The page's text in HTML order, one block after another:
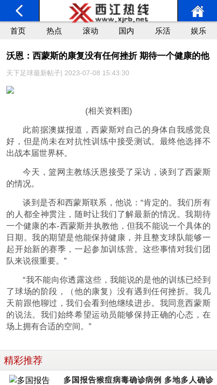
首页 热点 滚动 国内 乐活 娱乐
沃恩：西蒙斯的康复没有任何挫折 期待一个健康的他
天下足球最新帖子| 2023-07-08 15:43:30
(相关资料图)
此前据澳媒报道，西蒙斯对自己的身体自我感觉良
好，但是尚未在对抗性训练中接受测试。最终他选择不
出战本届世界杯。
今天，篮网主教练沃恩接受了采访，谈到了西蒙斯
的情况。
谈到是否和西蒙斯联系，他说：“肯定的。我们所有
的人都全神贯注，随时让我们了解最新的情况。我期待
一个健康的本-西蒙斯并执教他，但我不能说一个具体的
日期。我的期望是他能保持健康，并且整支球队能够一
起开始新的赛季，一起参加训练营。这些事情对我们团
队来说很重要。”
“我不能向你透露这些，我能说的是他的训练已经到
了球场的阶段，（他的康复）没有遇到任何挫折。我几
天前跟他聊过，我们会看到他继续进步。我同意西蒙斯
的说法。我们始终希望运动员能够保持正确的心态，在
场上拥有合适的空间。”
精彩推荐
多国报告猴痘病毒确诊病例 多地多人确诊